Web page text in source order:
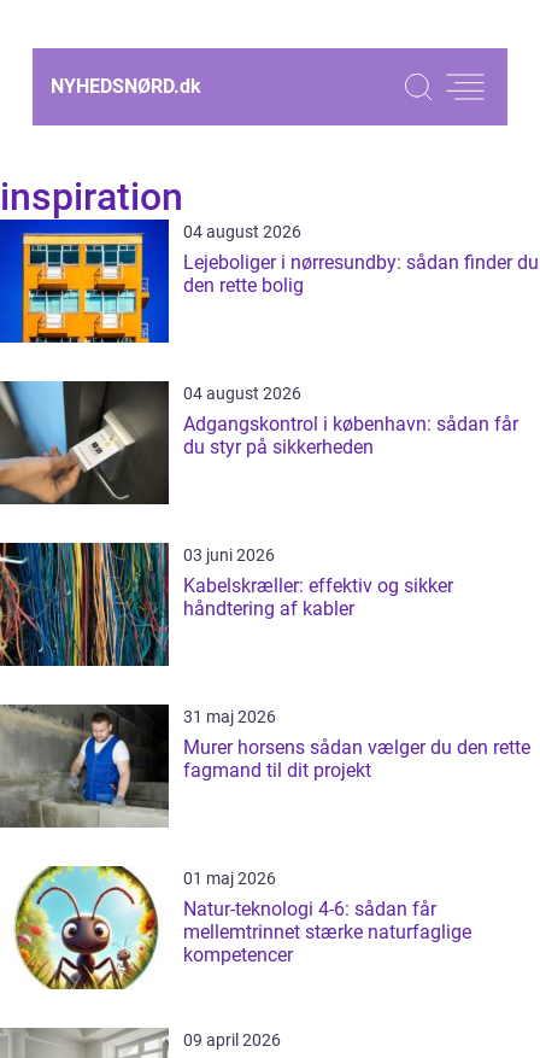
NYHEDSNØRD.dk
inspiration
04 august 2026
Lejeboliger i nørresundby: sådan finder du
den rette bolig
04 august 2026
Adgangskontrol i københavn: sådan får
du styr på sikkerheden
03 juni 2026
Kabelskræller: effektiv og sikker
håndtering af kabler
31 maj 2026
Murer horsens sådan vælger du den rette
fagmand til dit projekt
01 maj 2026
Natur-teknologi 4-6: sådan får
mellemtrinnet stærke naturfaglige
kompetencer
09 april 2026